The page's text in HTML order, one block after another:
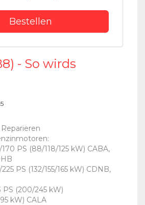
Bestellen
- So wirds
PS (88/118/125 kW) CABA,
PS (132/155/165 kW) CDNB,
PS (200/245 kW)
kW) CALA